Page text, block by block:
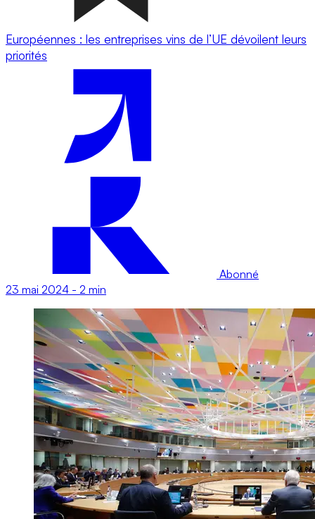
Européennes : les entreprises vins de l’UE dévoilent leurs
priorités
Abonné
23 mai 2024 - 2 min